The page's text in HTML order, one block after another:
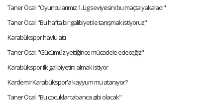
Taner Öcal: "Oyuncularımız 1. Lig seviyesini bu maçta yakaladı"
Taner Öcal: "Bu hafta bir galibiyet ile tanışmak istiyoruz"
Karabükspor havlu attı
Taner Öcal: "Gücümüz yettiğince mücadele edeceğiz"
Karabükspor ilk galibiyetini almak istiyor
Kardemir Karabükspor'a kayyum mu atanıyor?
Taner Öcal: "Bu çocuklar tabanca gibi olacak"